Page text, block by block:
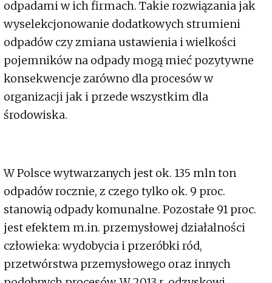
odpadami w ich firmach. Takie rozwiązania jak
wyselekcjonowanie dodatkowych strumieni
odpadów czy zmiana ustawienia i wielkości
pojemników na odpady mogą mieć pozytywne
konsekwencje zarówno dla procesów w
organizacji jak i przede wszystkim dla
środowiska.
W Polsce wytwarzanych jest ok. 135 mln ton
odpadów rocznie, z czego tylko ok. 9 proc.
stanowią odpady komunalne. Pozostałe 91 proc.
jest efektem m.in. przemysłowej działalności
człowieka: wydobycia i przeróbki ród,
przetwórstwa przemysłowego oraz innych